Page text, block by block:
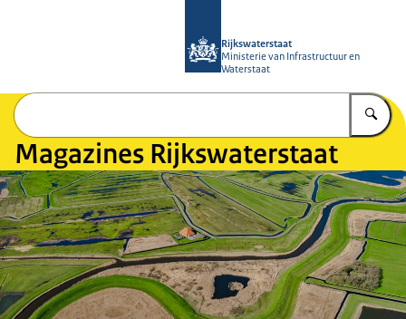
Rijkswaterstaat
Ministerie van Infrastructuur en
Waterstaat
Magazines Rijkswaterstaat